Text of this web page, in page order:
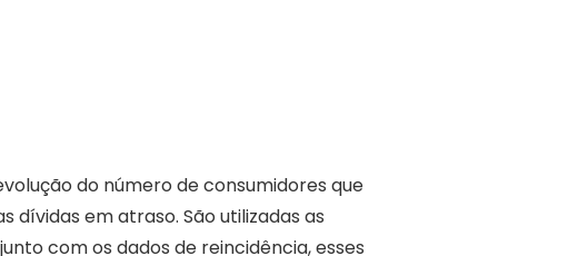
do número de consumidores que
em atraso. São utilizadas as
com os dados de reincidência, esses